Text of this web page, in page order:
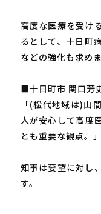
高度な医療を受け
るとして、十日町
などの強化も求めま
■十日町市 関口芳
「(松代地域は)山
人が安心して高度
とも重要な観点。」
知事は要望に対し
す。